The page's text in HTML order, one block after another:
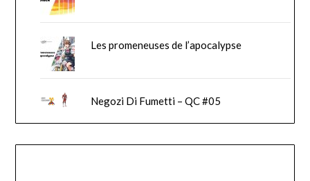
Les promeneuses de l’apocalypse
Negozi Di Fumetti – QC #05